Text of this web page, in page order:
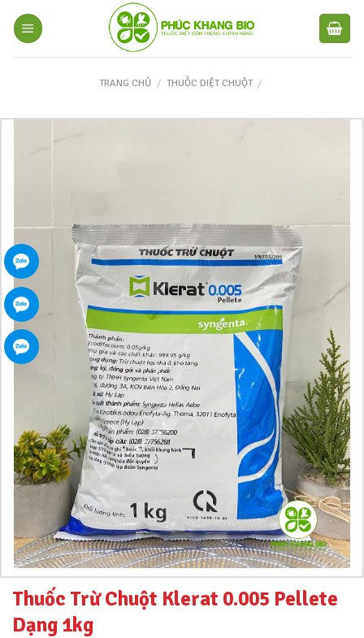
TRANG CHỦ / THUỐC DIỆT CHUỘT /
Thuốc Trừ Chuột Klerat 0.005 Pellete
Dạng 1kg